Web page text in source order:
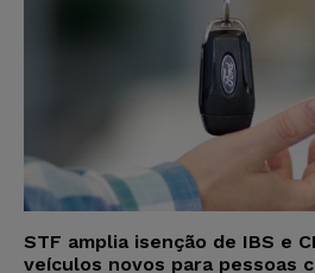
STF amplia isenção de IBS e
veículos novos para pessoas